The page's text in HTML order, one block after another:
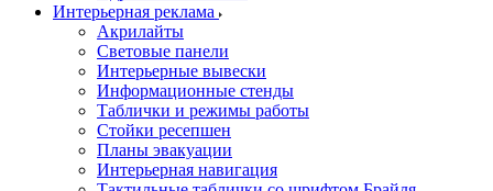
Интерьерная реклама
Акрилайты
Световые панели
Интерьерные вывески
Информационные стенды
Таблички и режимы работы
Стойки ресепшен
Планы эвакуации
Интерьерная навигация